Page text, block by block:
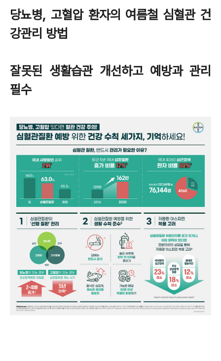
당뇨병, 고혈압 환자의 여름철 심혈관 건
강관리 방법
잘못된 생활습관 개선하고 예방과 관리
필수